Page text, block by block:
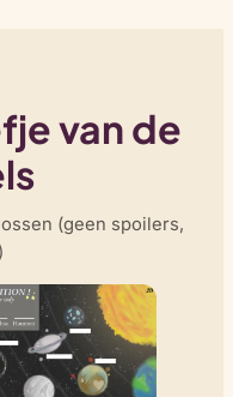
van de
(geen spoilers,